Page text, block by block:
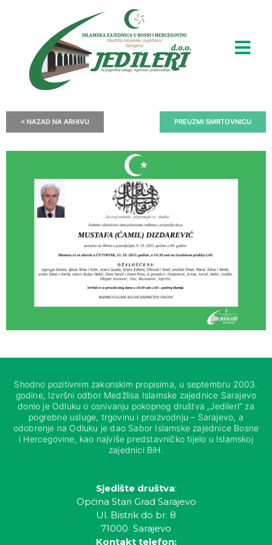
< NAZAD NA ARHIVU PREUZMI SMRTOVNICU
Shodno pozitivnim zakonskim propisima, u septembru 2003.
godine, Izvršni odbor Medžlisa Islamske zajednice Sarajevo
donio je Odluku o osnivanju pokopnog društva „Jedileri“ za
pogrebne usluge, trgovinu i proizvodnju – Sarajevo, a
odobrenje na Odluku je dao Sabor Islamske zajednice Bosne
i Hercegovine, kao najviše predstavničko tijelo u Islamskoj
zajednici BiH.
Sjedište društva:
Općina Stari Grad Sarajevo
Ul. Bistrik do br. 8
71000 Sarajevo
Kontakt telefon: